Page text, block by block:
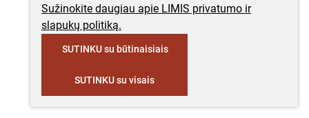
Sužinokite daugiau apie LIMIS privatumo ir
slapukų politiką.
SUTINKU su būtinaisiais
SUTINKU su visais